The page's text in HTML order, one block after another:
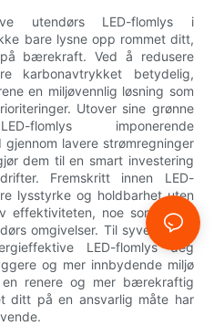
utendørs LED-flomlys i
bare lysne opp rommet ditt,
bærekraft. Ved å redusere
karbonavtrykket betydelig,
en miljøvennlig løsning som
Utover sine grønne
flomlys imponerende
lavere strømregninger
dem til en smart investering
Fremskritt innen LED-
lysstyrke og holdbarhet uten
noe som sikrer
omgivelser. Til syvende og
LED-flomlys deg
og mer innbydende miljø
renere og mer bærekraftig
ditt på en ansvarlig måte har